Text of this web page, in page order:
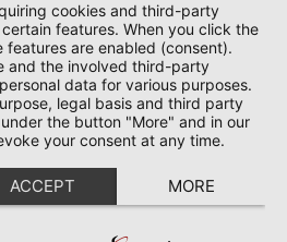
cookies and third-party
features. When you click the
are enabled (consent).
and the involved third-party
data for various purposes.
legal basis and third party
the button "More" and in our
your consent at any time.
ACCEPT MORE